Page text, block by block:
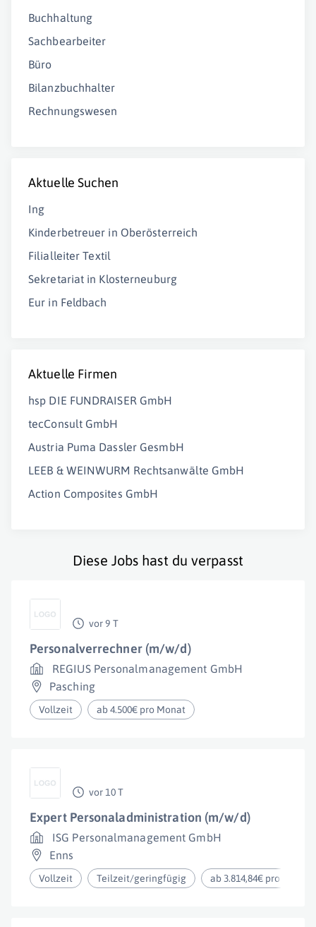
Buchhaltung
Sachbearbeiter
Büro
Bilanzbuchhalter
Rechnungswesen
Aktuelle Suchen
Ing
Kinderbetreuer in Oberösterreich
Filialleiter Textil
Sekretariat in Klosterneuburg
Eur in Feldbach
Aktuelle Firmen
hsp DIE FUNDRAISER GmbH
tecConsult GmbH
Austria Puma Dassler GesmbH
LEEB & WEINWURM Rechtsanwälte GmbH
Action Composites GmbH
Diese Jobs hast du verpasst
vor 9 T
Personalverrechner (m/w/d)
REGIUS Personalmanagement GmbH
Pasching
Vollzeit ab 4.500€ pro Monat
vor 10 T
Expert Personaladministration (m/w/d)
ISG Personalmanagement GmbH
Enns
Vollzeit Teilzeit/geringfügig ab 3.814,84€ pro Monat